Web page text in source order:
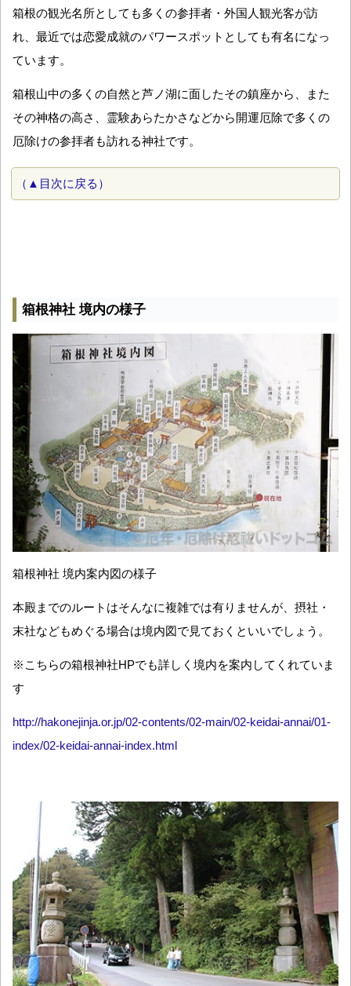
箱根の観光名所としても多くの参拝者・外国人観光客が訪
れ、最近では恋愛成就のパワースポットとしても有名になっ
ています。
箱根山中の多くの自然と芦ノ湖に面したその鎮座から、また
その神格の高さ、霊験あらたかさなどから開運厄除で多くの
厄除けの参拝者も訪れる神社です。
（▲目次に戻る）
箱根神社 境内の様子
箱根神社 境内案内図の様子
本殿までのルートはそんなに複雑では有りませんが、摂社・
末社などもめぐる場合は境内図で見ておくといいでしょう。
※こちらの箱根神社HPでも詳しく境内を案内してくれていま
す
http://hakonejinja.or.jp/02-contents/02-main/02-keidai-annai/01-
index/02-keidai-annai-index.html